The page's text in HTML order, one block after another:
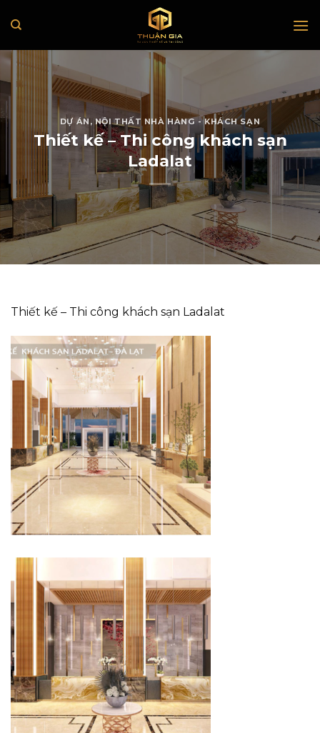
to
DỰ ÁN , NỘI THẤT NHÀ HÀNG - KHÁCH SẠN
Thiết kế – Thi công khách sạn
Ladalat
Thiết kế – Thi công khách sạn Ladalat